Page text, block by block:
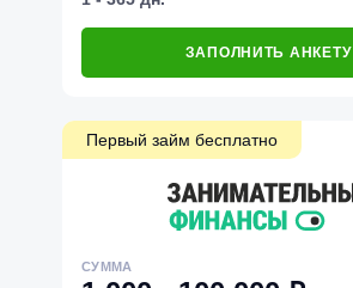
ЗАПОЛНИТЬ АНКЕТУ
Первый займ бесплатно
СУММА